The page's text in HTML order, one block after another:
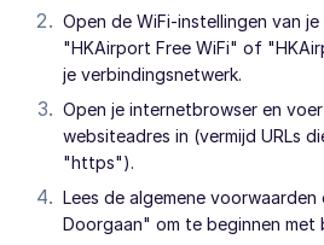
Open de WiFi-instellingen van
"HKAirport Free WiFi" of
je verbindingsnetwerk.
Open je internetbrowser en
websiteadres in (vermijd URLs
"https").
Lees de algemene
Doorgaan" om te beginnen met